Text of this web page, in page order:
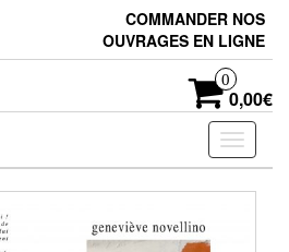
COMMANDER NOS
OUVRAGES EN LIGNE
0
0,00€
Toggle